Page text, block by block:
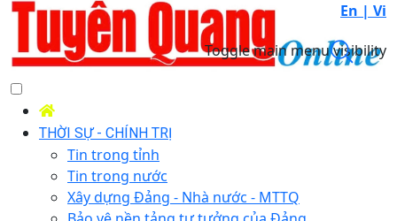
En | Vi
Toggle main menu visibility
THỜI SỰ - CHÍNH TRỊ
Tin trong tỉnh
Tin trong nước
Xây dựng Đảng - Nhà nước - MTTQ